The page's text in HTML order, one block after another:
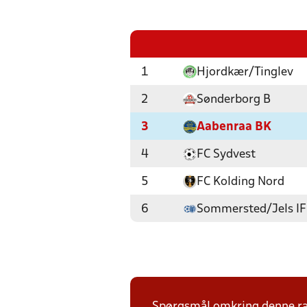
1 Hjordkær/Tinglev
2 Sønderborg B
3 Aabenraa BK
4 FC Sydvest
5 FC Kolding Nord
6 Sommersted/Jels IF